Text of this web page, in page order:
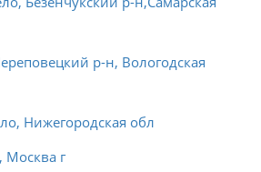
р-н, Вологодская
Нижегородская обл
Москва г